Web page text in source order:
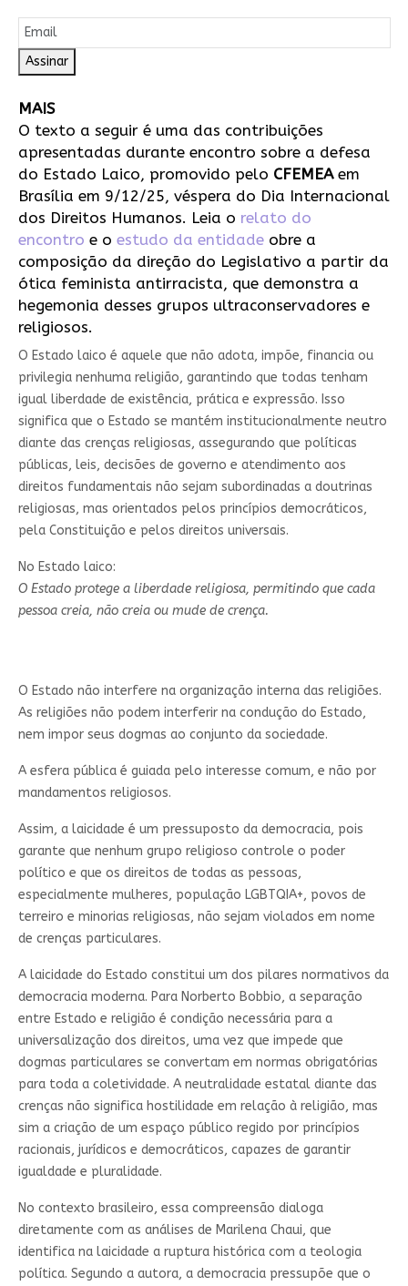
Assinar
MAIS
O texto a seguir é uma das contribuições
apresentadas durante encontro sobre a defesa
do Estado Laico, promovido pelo CFEMEA em
Brasília em 9/12/25, véspera do Dia Internacional
dos Direitos Humanos. Leia o relato do
encontro e o estudo da entidade obre a
composição da direção do Legislativo a partir da
ótica feminista antirracista, que demonstra a
hegemonia desses grupos ultraconservadores e
religiosos.
O Estado laico é aquele que não adota, impõe, financia ou
privilegia nenhuma religião, garantindo que todas tenham
igual liberdade de existência, prática e expressão. Isso
significa que o Estado se mantém institucionalmente neutro
diante das crenças religiosas, assegurando que políticas
públicas, leis, decisões de governo e atendimento aos
direitos fundamentais não sejam subordinadas a doutrinas
religiosas, mas orientados pelos princípios democráticos,
pela Constituição e pelos direitos universais.
No Estado laico:
O Estado protege a liberdade religiosa, permitindo que cada
pessoa creia, não creia ou mude de crença.
O Estado não interfere na organização interna das religiões.
As religiões não podem interferir na condução do Estado,
nem impor seus dogmas ao conjunto da sociedade.
A esfera pública é guiada pelo interesse comum, e não por
mandamentos religiosos.
Assim, a laicidade é um pressuposto da democracia, pois
garante que nenhum grupo religioso controle o poder
político e que os direitos de todas as pessoas,
especialmente mulheres, população LGBTQIA+, povos de
terreiro e minorias religiosas, não sejam violados em nome
de crenças particulares.
A laicidade do Estado constitui um dos pilares normativos da
democracia moderna. Para Norberto Bobbio, a separação
entre Estado e religião é condição necessária para a
universalização dos direitos, uma vez que impede que
dogmas particulares se convertam em normas obrigatórias
para toda a coletividade. A neutralidade estatal diante das
crenças não significa hostilidade em relação à religião, mas
sim a criação de um espaço público regido por princípios
racionais, jurídicos e democráticos, capazes de garantir
igualdade e pluralidade.
No contexto brasileiro, essa compreensão dialoga
diretamente com as análises de Marilena Chaui, que
identifica na laicidade a ruptura histórica com a teologia
política. Segundo a autora, a democracia pressupõe que o